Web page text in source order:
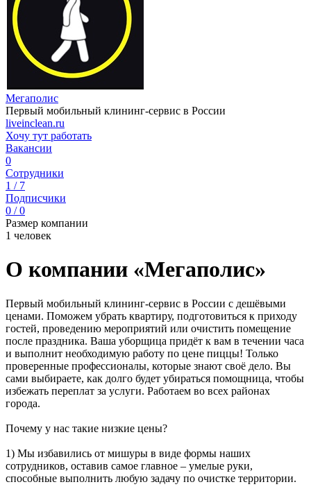
Мегаполис
Первый мобильный клининг-сервис в России
liveinclean.ru
Хочу тут работать
Вакансии
0
Сотрудники
1 / 7
Подписчики
0 / 0
Размер компании
1 человек
О компании «Мегаполис»
Первый мобильный клининг-сервис в России с дешёвыми
ценами. Поможем убрать квартиру, подготовиться к приходу
гостей, проведению мероприятий или очистить помещение
после праздника. Ваша уборщица придёт к вам в течении часа
и выполнит необходимую работу по цене пиццы! Только
проверенные профессионалы, которые знают своё дело. Вы
сами выбираете, как долго будет убираться помощница, чтобы
избежать переплат за услуги. Работаем во всех районах
города.
Почему у нас такие низкие цены?
1) Мы избавились от мишуры в виде формы наших
сотрудников, оставив самое главное – умелые руки,
способные выполнить любую задачу по очистке территории.